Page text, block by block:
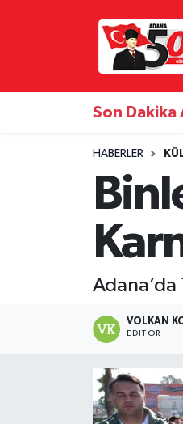
Son Dakika
HABERLER
Adana’da
VOLKAN
EDITÖR
Magazin
Hava Durumu
Tüm Manşetler
Son Dakika Haberleri